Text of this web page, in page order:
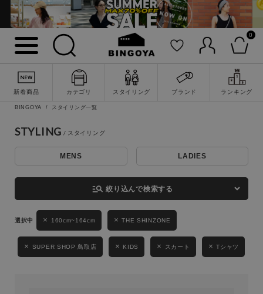
0
新着商品 カテゴリ スタイリング ブランド ランキング
詳細検索
キーワード
性別
MENS LADIES
BINGOYA スタイリング一覧
STYLING
MENS LADIES
manage_search 絞り込んで検索する
160cm~164cm THE SHINZONE
SUPER SHOP 鳥取店 KIDS スカート Tシャツ